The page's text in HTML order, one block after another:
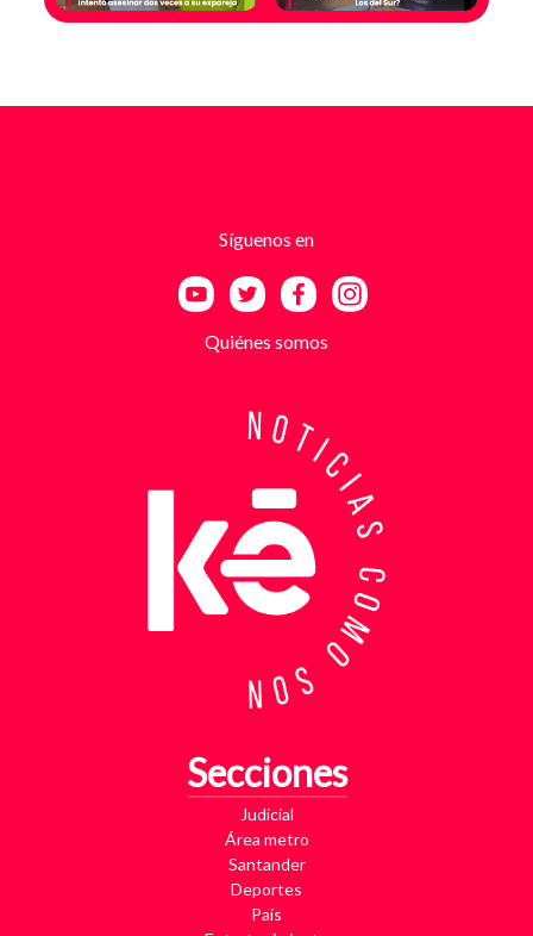
mensajes y llamadas en las que le exigían dinero a
a las amenazas. Las exigencias económicas variaban
entre uno y cinco millones de pesos, dependiendo de
la supuesta “capacidad de pago” de cada víctima. A
antiextorsión que se extendió por varios sectores
investigadores revisaron más de 200 cámaras de
seguridad públicas y privadas, además de analizar
cerca de 300 horas de grabaciones, con el objetivo
de reconstruir los movimientos de los sospechosos
y establecer patrones de comportamiento. Ese
seguimiento permitió identificar no solo el punto y
la modalidad de entrega del dinero, sino también la
posible existencia de otras víctimas que habrían
sido contactadas bajo el mismo esquema de
intimidación. Con la información recopilada, se
coordinó el operativo que culminó con la captura en
flagrancia. El procedimiento se realizó en el
extorsión. En su poder fueron hallados varios
elementos que ahora hacen parte del proceso
judicial, entre ellos una motocicleta utilizada para
los desplazamientos, dos teléfonos celulares y
panfletos extorsivos presuntamente empleados
para reforzar las amenazas. Las autoridades
consideran que este caso evidencia una modalidad
Síguenos en
Quiénes somos
Secciones
Judicial
Área metro
Santander
Deportes
País